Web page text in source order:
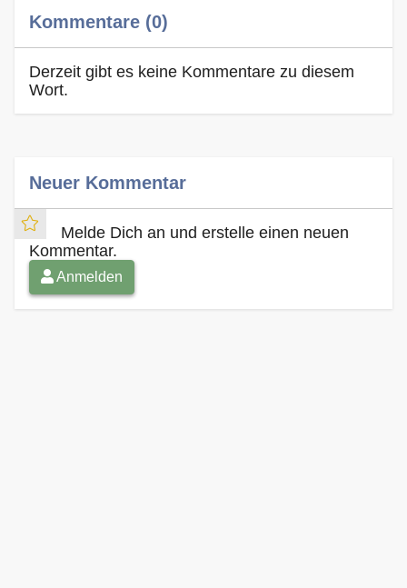
Kommentare (0)
Derzeit gibt es keine Kommentare zu diesem
Wort.
Neuer Kommentar
Melde Dich an und erstelle einen neuen
Kommentar.
Anmelden